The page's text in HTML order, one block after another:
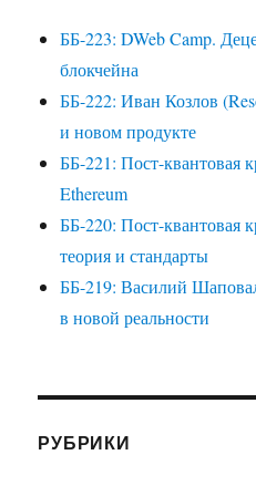
ББ-223: DWeb Camp.
блокчейна
ББ-222: Иван Козлов
и новом продукте
ББ-221: Пост-квантовая
Ethereum
ББ-220: Пост-квантовая
теория и стандарты
ББ-219: Василий
в новой реальности
РУБРИКИ